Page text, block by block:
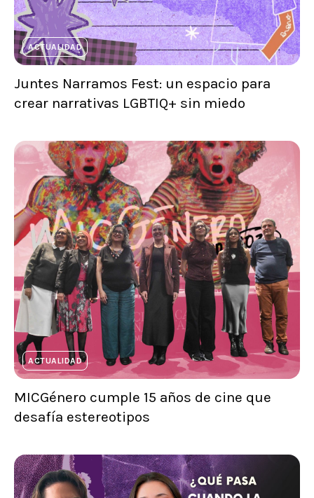
ACTUALIDAD
Juntes Narramos Fest: un espacio para
crear narrativas LGBTIQ+ sin miedo
ACTUALIDAD
MICGénero cumple 15 años de cine que
desafía estereotipos